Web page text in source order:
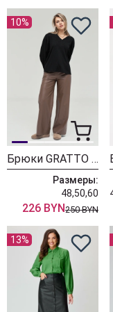
10%
Брюки GRATTO 3450
Размеры:
48,50,60
226 BYN250 BYN
13%